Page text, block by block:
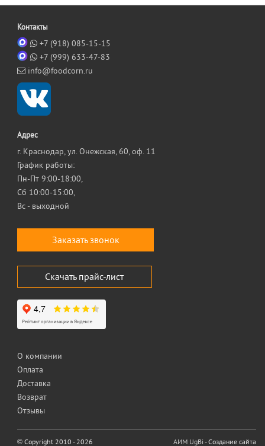
Контакты
+7 (918) 085-15-15
+7 (999) 633-47-83
info@foodcorn.ru
Адрес
г. Краснодар, ул. Онежская, 60, оф. 11
График работы:
Пн-Пт 9:00-18:00,
Сб 10:00-15:00,
Вс - выходной
Заказать звонок
Скачать прайс-лист
О компании
Оплата
Доставка
Возврат
Отзывы
© Copyright 2010 - 2026 АИМ UgBi - Создание сайта